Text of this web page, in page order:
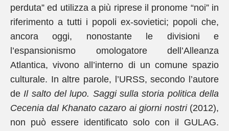
perduta” ed utilizza a più riprese il pronome “noi” in
riferimento a tutti i popoli ex-sovietici; popoli che,
ancora oggi, nonostante le divisioni e
l’espansionismo omologatore dell’Alleanza
Atlantica, vivono all’interno di un comune spazio
culturale. In altre parole, l’URSS, secondo l’autore
deIl salto del lupo. Saggi sulla storia politica della
Cecenia dal Khanato cazaro ai giorni nostri(2012),
non può essere identificato solo con il GULAG.